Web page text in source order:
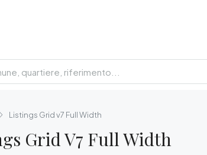
Listings Grid v7 Full Width
Grid V7 Full Width